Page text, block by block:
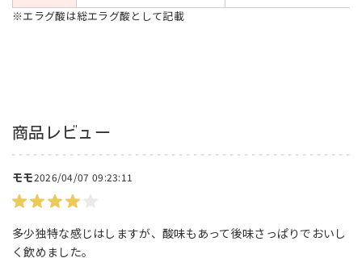
※エラグ酸は総エラグ酸として記載
商品レビュー
モモ2026/04/07 09:23:11
多少独特な感じはしますが、酸味もあって後味さっぱりでおいし
く飲めました。